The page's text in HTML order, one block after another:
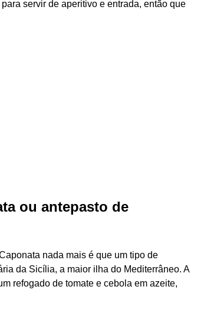
servir de aperitivo e entrada, então que
ou antepasto de
nada mais é que um tipo de
da Sicília, a maior ilha do Mediterrâneo. A
refogado de tomate e cebola em azeite,